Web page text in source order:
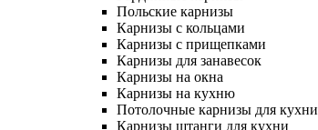
Польские карнизы
Карнизы с кольцами
Карнизы с прищепками
Карнизы для занавесок
Карнизы на окна
Карнизы на кухню
Потолочные карнизы для кухни
Карнизы штанги для кухни